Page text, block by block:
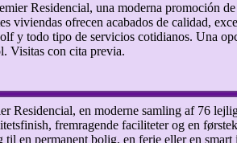
Residencial, una moderna promoción
viviendas ofrecen acabados de calidad,
y todo tipo de servicios cotidianos. Una
Visitas con cita previa.
Residencial, en moderne samling af 76
fremragende faciliteter og en
til en permanent bolig, en ferie eller en